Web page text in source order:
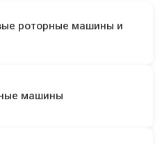
роторные машины и
машины